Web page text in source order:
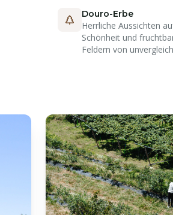
Douro-Erbe
Herrliche Aussichten
Schönheit und
Feldern von